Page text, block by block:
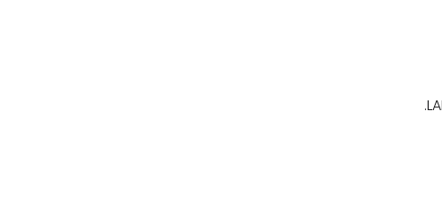
. كما يمكن تهيئة منافذ 10 Gb E على هيئه فرديه من روابط LAN downlinks.